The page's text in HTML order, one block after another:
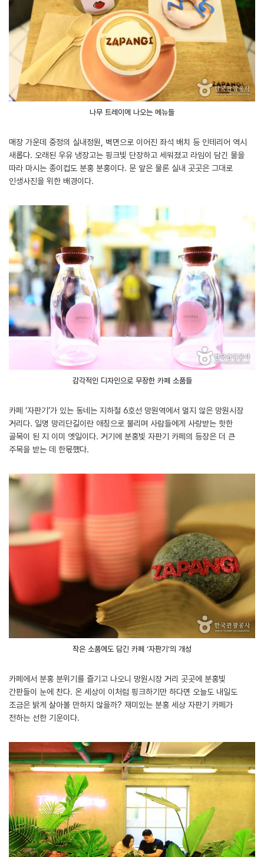
나무 트레이에 나오는 메뉴들
매장 가운데 중정의 실내정원, 벽면으로 이어진 좌석 배치 등 인테리어 역시
새롭다. 오래된 우유 냉장고는 핑크빛 단장하고 세워졌고 라임이 담긴 물을
따라 마시는 종이컵도 분홍 분홍이다. 문 앞은 물론 실내 곳곳은 그대로
인생사진을 위한 배경이다.
감각적인 디자인으로 무장한 카페 소품들
카페 ‘자판기’가 있는 동네는 지하철 6호선 망원역에서 멀지 않은 망원시장
거리다. 일명 망리단길이란 애칭으로 불리며 사람들에게 사랑받는 핫한
골목이 된 지 이미 옛일이다. 거기에 분홍빛 자판기 카페의 등장은 더 큰
주목을 받는 데 한몫했다.
작은 소품에도 담긴 카페 ‘자판기’의 개성
카페에서 분홍 분위기를 즐기고 나오니 망원시장 거리 곳곳에 분홍빛
간판들이 눈에 찬다. 온 세상이 이처럼 핑크하기만 하다면 오늘도 내일도
조금은 밝게 살아볼 만하지 않을까? 재미있는 분홍 세상 자판기 카페가
전하는 선한 기운이다.